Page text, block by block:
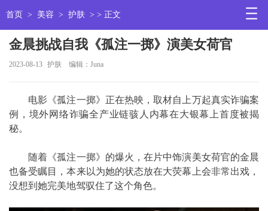
首页 > 美容 > 护肤 > > 正文
金晨挑战自我《孤注一掷》演美女荷官
2023-08-13 护肤 编辑：Juna
电影《孤注一掷》正在热映，取材自上万起真实诈骗案
例，境外网络诈骗全产业链骇人内幕在大银幕上首度被揭
秘。
随着《孤注一掷》的爆火，在片中饰演美女荷官的金晨
也备受瞩目，本来以为她的状态放在大荧幕上会非常出戏，
没想到她完美地驾驭住了这个角色。